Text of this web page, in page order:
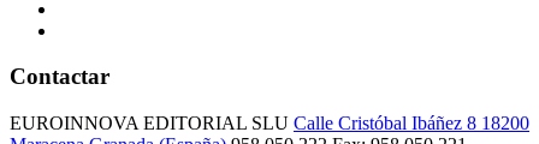
Contactar
EUROINNOVA EDITORIAL SLU Calle Cristóbal Ibáñez 8 18200